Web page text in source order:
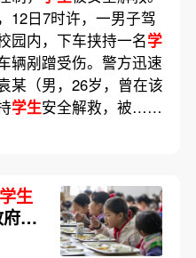
12日7时许，一男子驾
园内，下车挟持一名学
辆剐蹭受伤。警方迅速
某（男，26岁，曾在该
学生安全解救，被……
生
债